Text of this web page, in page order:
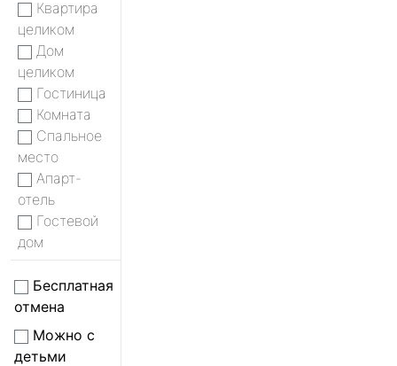
Квартира
целиком
Дом
целиком
Гостиница
Комната
Спальное
место
Апарт-
отель
Гостевой
дом
Бесплатная
отмена
Можно с
детьми